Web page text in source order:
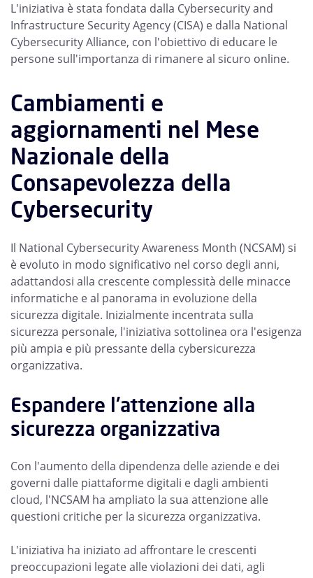
L'iniziativa è stata fondata dalla Cybersecurity and
Infrastructure Security Agency (CISA) e dalla National
Cybersecurity Alliance, con l'obiettivo di educare le
persone sull'importanza di rimanere al sicuro online.
Cambiamenti e
aggiornamenti nel Mese
Nazionale della
Consapevolezza della
Cybersecurity
Il National Cybersecurity Awareness Month (NCSAM) si
è evoluto in modo significativo nel corso degli anni,
adattandosi alla crescente complessità delle minacce
informatiche e al panorama in evoluzione della
sicurezza digitale. Inizialmente incentrata sulla
sicurezza personale, l'iniziativa sottolinea ora l'esigenza
più ampia e più pressante della cybersicurezza
organizzativa.
Espandere l'attenzione alla
sicurezza organizzativa
Con l'aumento della dipendenza delle aziende e dei
governi dalle piattaforme digitali e dagli ambienti
cloud, l'NCSAM ha ampliato la sua attenzione alle
questioni critiche per la sicurezza organizzativa.
L'iniziativa ha iniziato ad affrontare le crescenti
preoccupazioni legate alle violazioni dei dati, agli